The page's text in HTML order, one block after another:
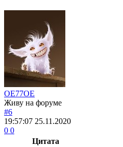
OE77OE
Живу на форуме
#6
19:57:07 25.11.2020
0 0
Цитата